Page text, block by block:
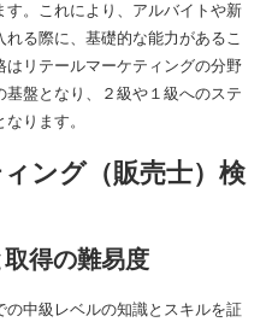
。これにより、アルバイトや新
る際に、基礎的な能力があるこ
リテールマーケティングの分野
盤となり、２級や１級へのステ
ります。
ング（販売士）検
得の難易度
中級レベルの知識とスキルを証